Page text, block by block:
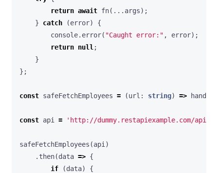
return await fn(... args);
}
catch (error)
{
console. error( "Caught error:" , error);
return null ;
}
};
const safeFetchEmployees = (url : string) =>
const api = 'http://dummy.restapiexample.com/api/
safeFetchEmployees (api )
. then(data => {
if
(data)
{